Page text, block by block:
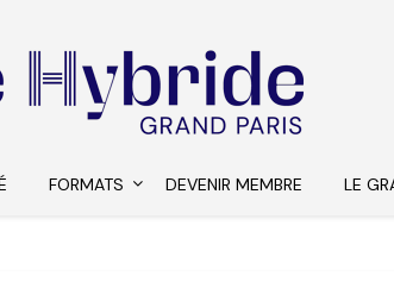
FORMATS DEVENIR MEMBRE LE